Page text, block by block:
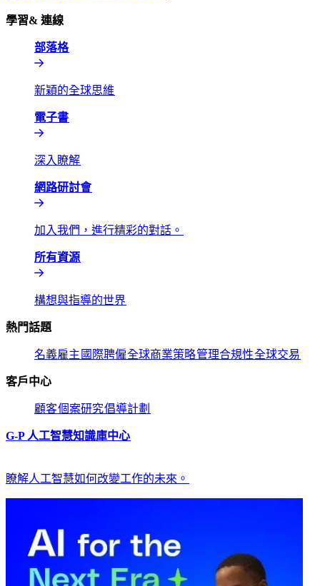
學習& 連線​​
部落格​​
新穎的全球思維​​
電子書​​
深入瞭解​​
網路研討會​​
加入我們，進行精彩的對話。​​
所有資源​​
構想與指導的世界​​
熱門話題​​
名義雇主​​ 國際聘僱​​全球商業策略​​管理合規性​​全球交易​​
客戶中心​​
顧客​​個案研究​​倡導計劃​​
G-P 人工智慧知識庫中心​​
瞭解人工智慧如何改變工作的未來。​​